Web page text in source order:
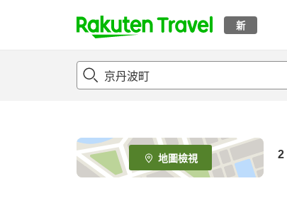
新
t
p
e
_
s
地圖檢視 2